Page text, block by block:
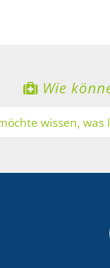
Wie
wissen,
möchte eine